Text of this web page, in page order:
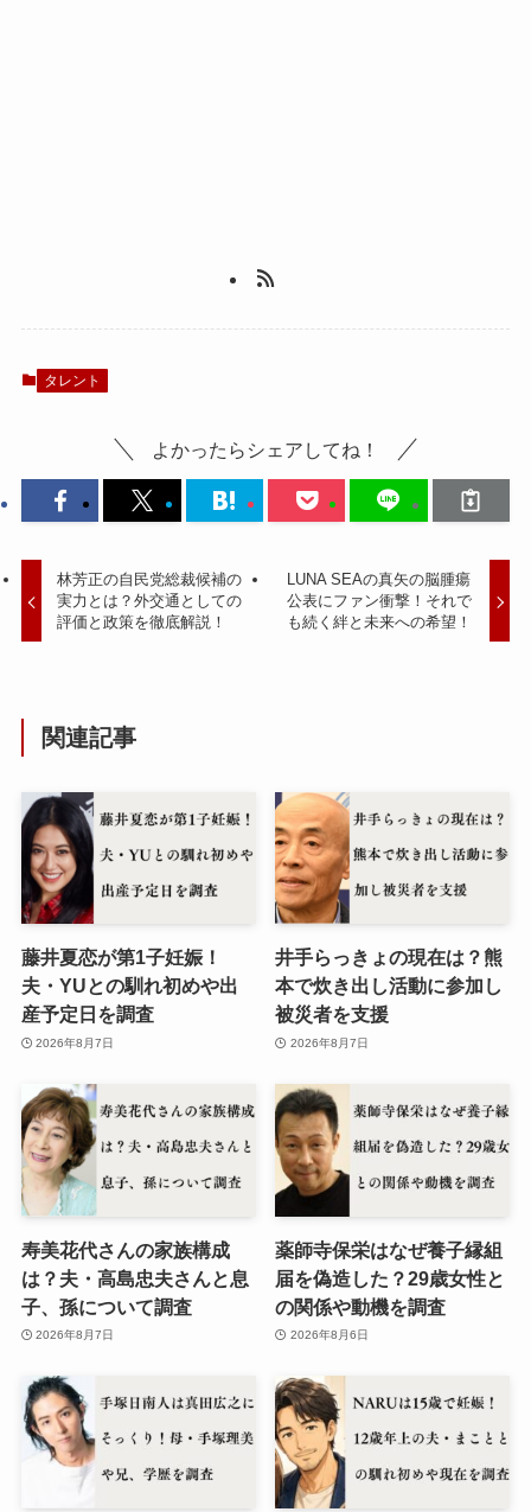
タレント
よかったらシェアしてね！
林芳正の自民党総裁候補の
実力とは？外交通としての
評価と政策を徹底解説！
LUNA SEAの真矢の脳腫瘍
公表にファン衝撃！それで
も続く絆と未来への希望！
関連記事
藤井夏恋が第1子妊娠！
夫・YUとの馴れ初めや出
産予定日を調査
2026年8月7日
井手らっきょの現在は？熊
本で炊き出し活動に参加し
被災者を支援
2026年8月7日
寿美花代さんの家族構成
は？夫・高島忠夫さんと息
子、孫について調査
2026年8月7日
薬師寺保栄はなぜ養子縁組
届を偽造した？29歳女性と
の関係や動機を調査
2026年8月6日